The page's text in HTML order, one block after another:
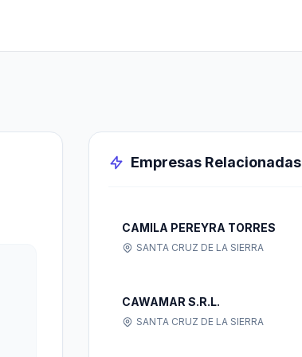
Empresas Relacionadas
CAMILA PEREYRA TORRES
SANTA CRUZ DE LA SIERRA
CAWAMAR S.R.L.
SANTA CRUZ DE LA SIERRA